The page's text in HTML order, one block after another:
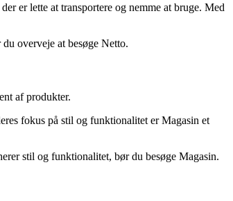
er lette at transportere og nemme at bruge. Med
overveje at besøge Netto.
af produkter.
fokus på stil og funktionalitet er Magasin et
stil og funktionalitet, bør du besøge Magasin.